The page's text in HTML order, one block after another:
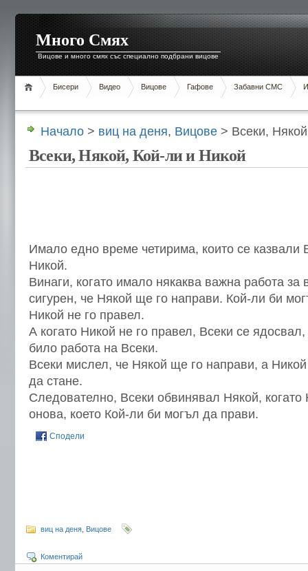
Много Смях
Вицове и много смях със специално подбрани вицове
Бисери Видео Вицове Гафове Забавни СМС
Начало > виц на деня, Вицове > Всеки,
Всеки, Някой, Кой-ли и Никой
Имало едно време четирима, които се казвали
Никой.
Винаги, когато имало някаква важна работа
сигурен, че Някой ще го направи. Кой-ли би
Никой не го правел.
А когато Никой не го правел, Всеки се
било работа на Всеки.
Всеки мислел, че Някой ще го направи, а
да стане.
Следователно, Всеки обвинявал Някой, когато
онова, което Кой-ли би могъл да прави.
Сподели
виц на деня Вицове
Коментирай